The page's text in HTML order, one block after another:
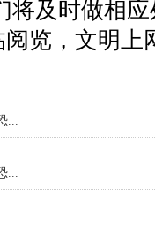
将及时做相
览，文明上
...
...